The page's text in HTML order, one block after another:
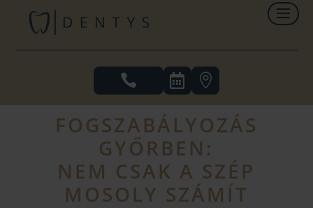
  
FOGSZABÁLYOZÁS
GYŐRBEN:
NEM CSAK A SZÉP
MOSOLY SZÁMÍT